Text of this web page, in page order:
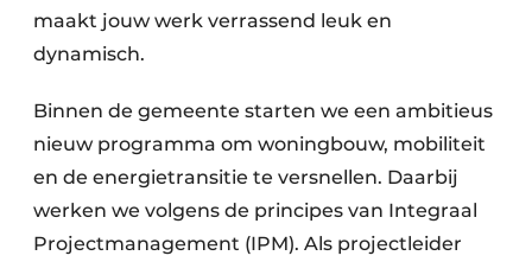
Machines & Materieel
maakt jouw werk verrassend leuk en
dynamisch.
Binnen de gemeente starten we een ambitieus
nieuw programma om woningbouw, mobiliteit
en de energietransitie te versnellen. Daarbij
werken we volgens de principes van Integraal
Projectmanagement (IPM). Als projectleider